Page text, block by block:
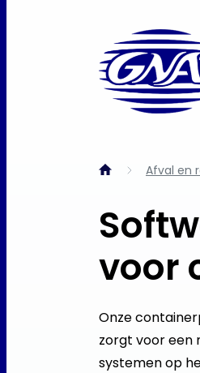
Afval en
voor
Onze
zorgt voor een
systemen op